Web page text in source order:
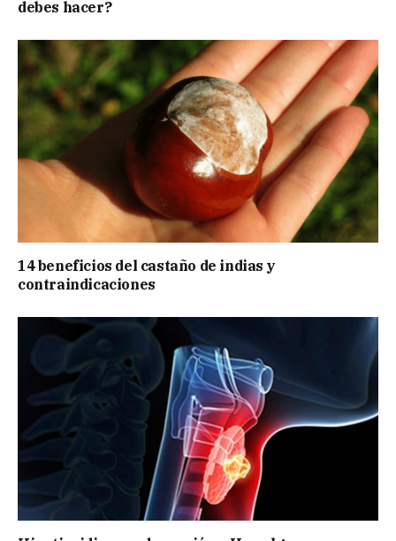
debes hacer?
14 beneficios del castaño de indias y
contraindicaciones